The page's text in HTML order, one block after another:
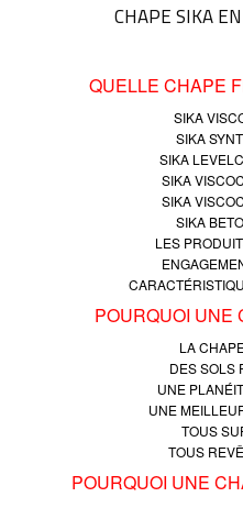
CHAPE SIKA
QUELLE CHAPE
SIKA
SIKA
SIKA
SIKA
SIKA
SIKA
LES
POURQUOI UNE
LA
DES SOLS
UNE
UNE
TOUS
TOUS
POURQUOI UNE